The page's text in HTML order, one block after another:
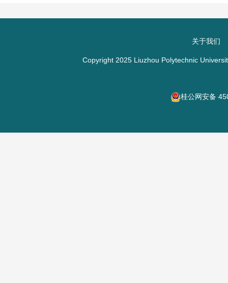
关于我们
Copyright 2025 Liuzhou Polytechnic
桂公网安备